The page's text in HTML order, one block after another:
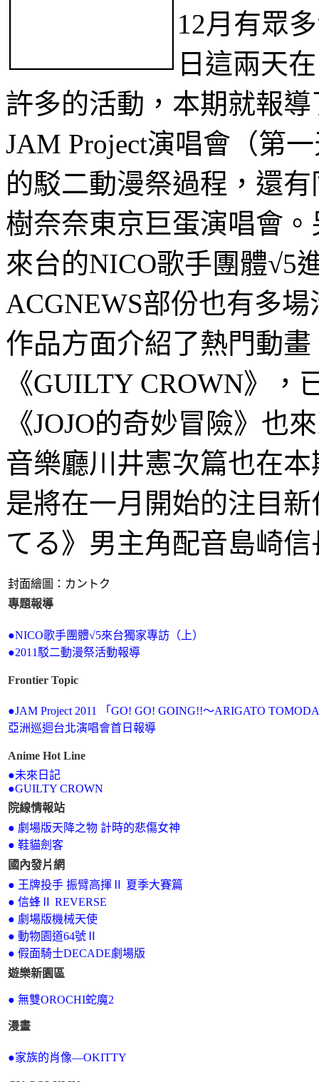
12月有眾
日這兩天
許多的活動，本期就報
JAM Project演唱會（第
的駁二動漫祭過程，還
樹奈奈東京巨蛋演唱會
來台的NICO歌手團體√5
ACGNEWS部份也有多
作品方面介紹了熱門動
《GUILTY CROWN》，
《JOJO的奇妙冒險》也
音樂廳川井憲次篇也在
是將在一月開始的注目
てる》男主角配音島崎信
封面繪圖：カントク
專題報導
●NICO歌手團體√5來台獨家專訪（上）
●2011駁二動漫祭活動報導
Frontier Topic
●JAM Project 2011 「GO! GO! GOING!!～ARIGATO
亞洲巡迴台北演唱會首日報導
Anime Hot Line
●未來日記
●GUILTY CROWN
院線情報站
● 劇場版天降之物 計時的悲傷女神
● 鞋貓劍客
國內發片網
● 王牌投手 振臂高揮Ⅱ 夏季大賽篇
● 信蜂Ⅱ REVERSE
● 劇場版機械天使
● 動物園道64號Ⅱ
● 假面騎士DECADE劇場版
遊樂新園區
● 無雙OROCHI蛇魔2
漫畫
●家族的肖像—OKITTY